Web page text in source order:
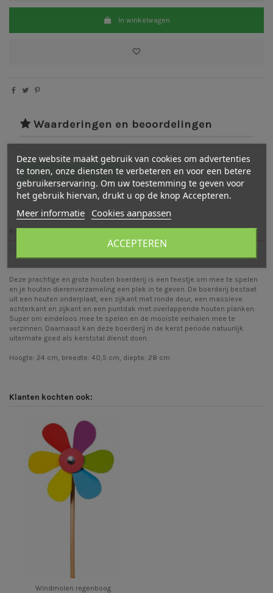
In winkelwagen
Waarderingen en beoordelingen
Schrijf een beoordeling
Beschrijving
Deze prachtige en grote houten boerderij is een feestje om mee te spelen
en je houten dierenverzameling een plek in te geven. De boerderij bestaat
uit een houten onderplaat, een zijkant met ronde deur, een massieve
achterkant en zijkant en een puntdak met overlappende houten planken.
Super om eindeloos mee te spelen en de mooiste verhalen mee te
verzinnen. Daarnaast kan deze boerderij in de kerst periode natuurlijk
uitermate goed als kerststal dienst doen.
Hoogte: 24 cm, breedte: 40,5 cm, diepte: 28 cm
Klanten kochten ook:
Windmolen regenboog
Deze website maakt gebruik van cookies om advertenties
te tonen, onze diensten te verbeteren en voor een betere
gebruikerservaring. Om uw toestemming te geven voor
het gebruik hiervan, drukt u op de knop Accepteren.
Meer informatie Cookies aanpassen
ACCEPTEREN